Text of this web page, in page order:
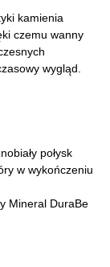
kamienia
czemu wanny
wygląd.
połysk
w wykończeniu
Mineral DuraBe